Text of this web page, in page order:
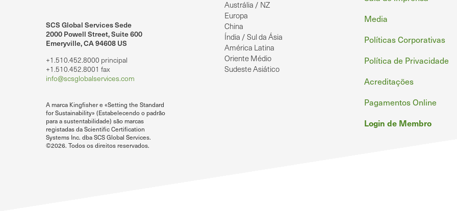
SCS Global Services Sede
2000 Powell Street, Suite 600
Emeryville, CA 94608 US
+1.510.452.8000 principal
+1.510.452.8001 fax
info@scsglobalservices.com
A marca Kingfisher e «Setting the Standard
for Sustainability» (Estabelecendo o padrão
para a sustentabilidade) são marcas
registadas da Scientific Certification
Systems Inc. dba SCS Global Services.
©2026. Todos os direitos reservados.
Austrália / NZ
Europa
China
Índia / Sul da Ásia
América Latina
Oriente Médio
Sudeste Asiático
Media
Políticas Corporativas
Política de Privacidade
Acreditações
Pagamentos Online
Login de Membro
no LinkedIn.
SCS Global Services no YouTube